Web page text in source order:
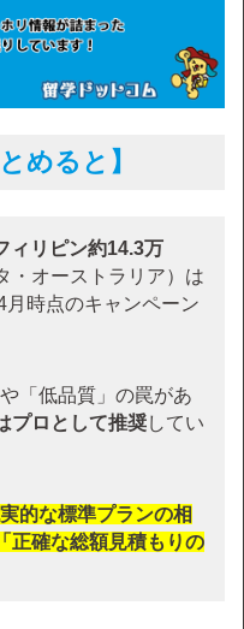
めると】
ィリピン約14.3万
・オーストラリア）は
時点のキャンペーン
「低品質」の罠があ
プロとして推奨してい
実的な標準プランの相
正確な総額見積もりの